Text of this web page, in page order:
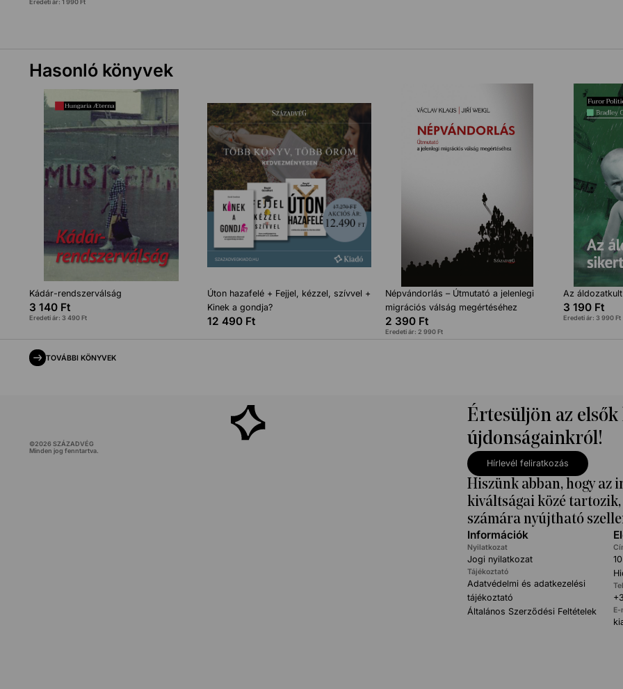
Eredeti ár: 1 990Ft
Hasonló könyvek
Kádár-rendszerválság
3 140 Ft
Eredeti ár: 3 490Ft
Úton hazafelé + Fejjel, kézzel, szívvel +
Kinek a gondja?
12 490 Ft
Népvándorlás – Útmutató a jelenlegi
migrációs válság megértéséhez
2 390 Ft
Eredeti ár: 2 990Ft
Az
3 190 Ft
Eredeti ár: 3 990Ft
TOVÁBBI KÖNYVEK
©2026SZÁZADVÉG
Minden jog fenntartva.
Értesüljön az
újdonságainkról!
Hírlevél feliratkozás
Hiszünk abban, hogy az
kiváltságai közé
számára nyújtható
Információk
Nyilatkozat
Jogi nyilatkozat
Tájékoztató
Adatvédelmi és adatkezelési
tájékoztató
Általános Szerződési Feltételek
E-